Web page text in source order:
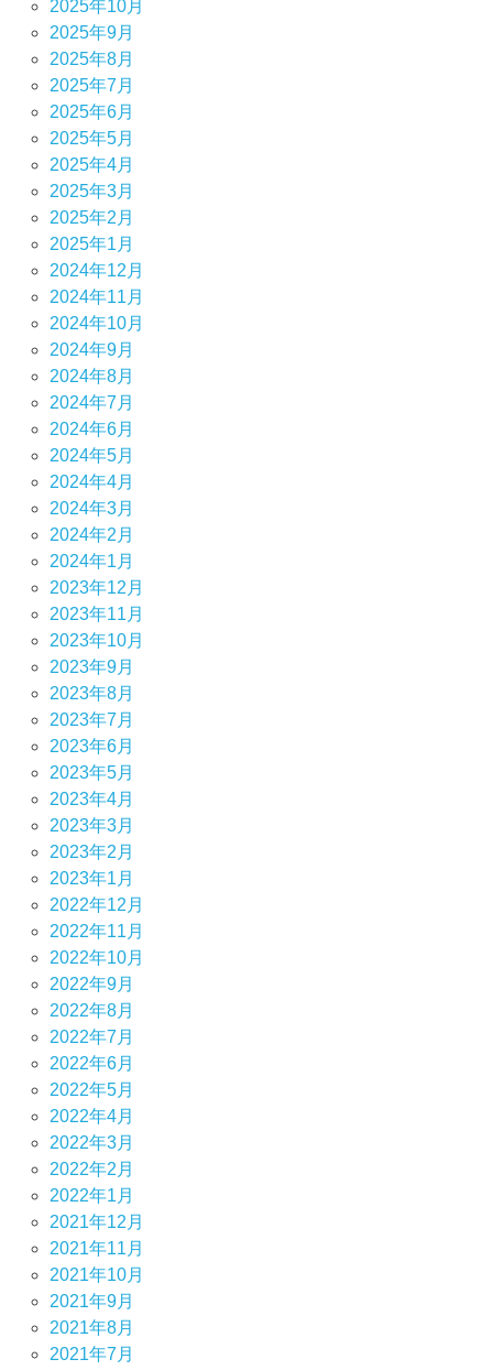
2025年10月
2025年9月
2025年8月
2025年7月
2025年6月
2025年5月
2025年4月
2025年3月
2025年2月
2025年1月
2024年12月
2024年11月
2024年10月
2024年9月
2024年8月
2024年7月
2024年6月
2024年5月
2024年4月
2024年3月
2024年2月
2024年1月
2023年12月
2023年11月
2023年10月
2023年9月
2023年8月
2023年7月
2023年6月
2023年5月
2023年4月
2023年3月
2023年2月
2023年1月
2022年12月
2022年11月
2022年10月
2022年9月
2022年8月
2022年7月
2022年6月
2022年5月
2022年4月
2022年3月
2022年2月
2022年1月
2021年12月
2021年11月
2021年10月
2021年9月
2021年8月
2021年7月